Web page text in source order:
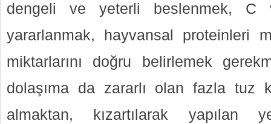
dengeli ve yeterli beslenmek, C
yararlanmak, hayvansal proteinleri
miktarlarını doğru belirlemek
dolaşıma da zararlı olan fazla tuz
almaktan, kızartılarak yapılan